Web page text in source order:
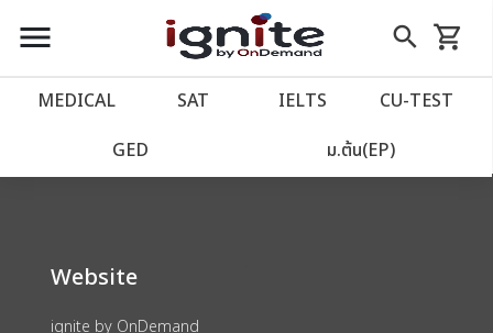
close
account_balance หน้าแรก
เว็บไซต์อิกไนท์
import_contacts วางแผนการเรียน
menu search
Skip
to
shopping_cart
รถเข็น
MEDICAL SAT IELTS CU‑TEST
GED ม.ต้น(EP)
We could not find anything for 80002125
Website
ignite by OnDemand